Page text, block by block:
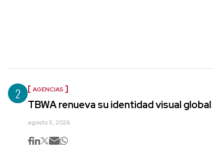
2 AGENCIAS
TBWA renueva su identidad visual global
agosto 5, 2026